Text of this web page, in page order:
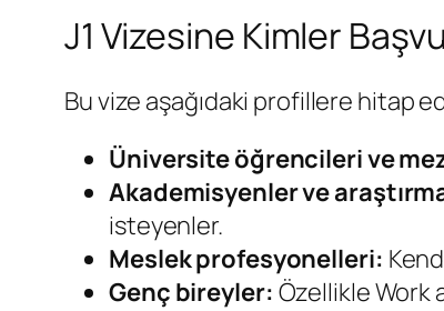
J1 Vizesine Kimler
Bu vize aşağıdaki profillere hitap
Üniversite öğrencileri ve
Akademisyenler ve
isteyenler.
Meslek profesyonelleri:
Genç bireyler: Özellikle Work